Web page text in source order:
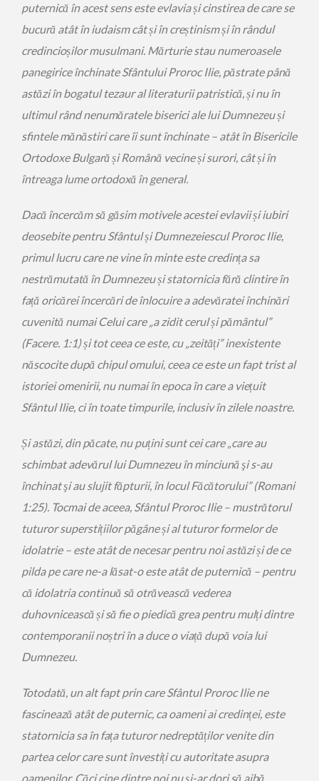
puternică în acest sens este evlavia și cinstirea de care se
bucură atât în iudaism cât și în creștinism și în rândul
credincioșilor musulmani. Mărturie stau numeroasele
panegirice închinate Sfântului Proroc Ilie, păstrate până
astăzi în bogatul tezaur al literaturii patristică, și nu în
ultimul rând nenumăratele biserici ale lui Dumnezeu și
sfintele mănăstiri care îi sunt închinate – atât în Bisericile
Ortodoxe Bulgară și Română vecine și surori, cât și în
întreaga lume ortodoxă în general.
Dacă încercăm să găsim motivele acestei evlavii și iubiri
deosebite pentru Sfântul și Dumnezeiescul Proroc Ilie,
primul lucru care ne vine în minte este credința sa
nestrămutată în Dumnezeu și statornicia fără clintire în
față oricărei încercări de înlocuire a adevăratei închinări
cuvenită numai Celui care „a zidit cerul și pământul”
(Facere. 1:1) și tot ceea ce este, cu „zeități” inexistente
născocite după chipul omului, ceea ce este un fapt trist al
istoriei omenirii, nu numai în epoca în care a viețuit
Sfântul Ilie, ci în toate timpurile, inclusiv în zilele noastre.
Și astăzi, din păcate, nu puțini sunt cei care „care au
schimbat adevărul lui Dumnezeu în minciună şi s-au
închinat şi au slujit făpturii, în locul Făcătorului” (Romani
1:25). Tocmai de aceea, Sfântul Proroc Ilie – mustrătorul
tuturor superstițiilor păgâne și al tuturor formelor de
idolatrie – este atât de necesar pentru noi astăzi și de ce
pilda pe care ne-a lăsat-o este atât de puternică – pentru
că idolatria continuă să otrăvească vederea
duhovnicească și să fie o piedică grea pentru mulți dintre
contemporanii noștri în a duce o viață după voia lui
Dumnezeu.
Totodată, un alt fapt prin care Sfântul Proroc Ilie ne
fascinează atât de puternic, ca oameni ai credinței, este
statornicia sa în fața tuturor nedreptăților venite din
partea celor care sunt învestiți cu autoritate asupra
oamenilor. Căci cine dintre noi nu și-ar dori să aibă